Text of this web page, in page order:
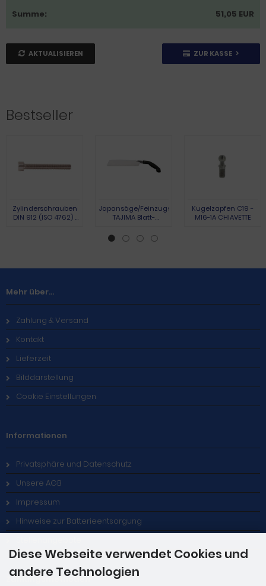
Summe: 51,05 EUR
AKTUALISIEREN ZUR KASSE
Bestseller
Zylinderschrauben
DIN 912 (ISO 4762) |
Japansäge/Feinzugsäge
TAJIMA Blatt-
L.440mm
Pistolengriff TAJIMA
Kugelzapfen C19 -
M16-1A CHIAVETTE
Mehr über...
Zahlung & Versand
Kontakt
Lieferzeit
Bilddarstellung
Cookie Einstellungen
Informationen
Privatsphäre und Datenschutz
Unsere AGB
Impressum
Hinweise zur Batterieentsorgung
Zahlungsmethoden
Diese Webseite verwendet Cookies und
andere Technologien